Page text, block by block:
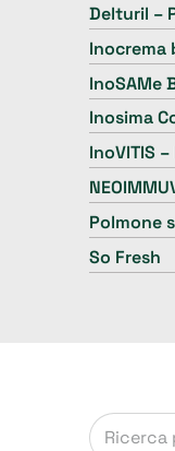
Delturil –
Inocrema
InoSAMe
Inosima
InoVITIS
Polmone
So Fresh